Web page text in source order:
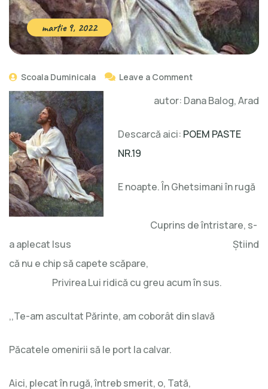
martie 9, 2022
Scoala Duminicala Leave a Comment
autor: Dana Balog, Arad
Descarcă aici: POEM PASTE
NR.19
E noapte. În Ghetsimani în rugă
Cuprins de întristare, s-
a aplecat Isus Știind
că nu e chip să capete scăpare,
Privirea Lui ridică cu greu acum în sus.
,,Te-am ascultat Părinte, am coborât din slavă
Păcatele omenirii să le port la calvar.
Aici, plecat în rugă, întreb smerit, o, Tată,